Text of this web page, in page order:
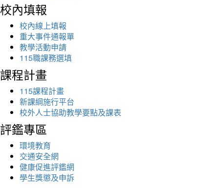
校內填報
校內線上填報
重大事件通報單
教學活動申請
115職課務選填
課程計畫
115課程計畫
新課綱施行平台
校外人士協助教學要點及課表
評鑑專區
環境教育
交通安全網
健康促進評鑑網
學生獎懲及申訴